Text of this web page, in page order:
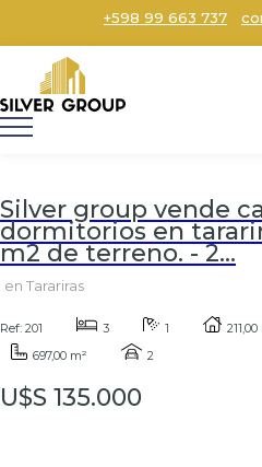
+598 99 663 737
Silver group vende
dormitorios en
m2 de terreno. - 2...
en Tarariras
Ref: 201 3 1 211,00
697,00 m²
2
U$S 135.000